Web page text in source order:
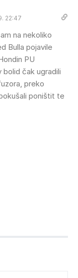
22:47
na nekoliko
Bulla pojavile
PU
bolid čak ugradili
preko
poništit te